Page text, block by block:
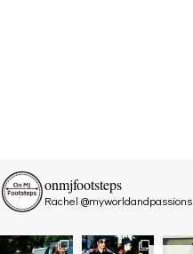
onmjfootsteps
Rachel @myworldandpassions